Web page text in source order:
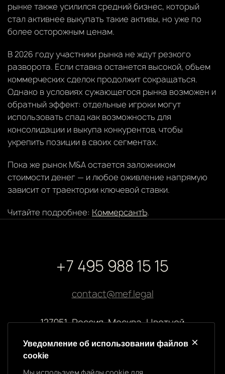
рынке также усилился средний бизнес, который
стал активнее выкупать такие активы, но уже по
более осторожным ценам.
В 2026 году участники рынка не ждут резкого
разворота. Если ставка останется высокой, объем
коммерческих сделок продолжит сокращаться.
Однако в условиях сужающегося рынка возможен и
обратный эффект: отдельные игроки могут
использовать спад как возможность для
консолидации и выкупа конкурентов, чтобы
укрепить позиции в своих сегментах.
Пока же рынок M&A остается заложником
стоимости денег — и любое оживление напрямую
зависит от траектории ключевой ставки.
Читайте подробнее: КоммерсантЪ.
+7 495 988 15 15
contact@mef.legal
127051, Россия, Москва, Цветной
Реквизиты компании
Уведомление об использовании файлов
cookie